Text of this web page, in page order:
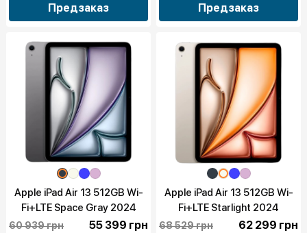
Предзаказ Предзаказ
Apple iPad Air 13 512GB Wi-
Fi+LTE Space Gray 2024
(MV703)
60 939 грн 55 399 грн
Apple iPad Air 13 512GB Wi-
Fi+LTE Starlight 2024
(MV723)
68 529 грн 62 299 грн